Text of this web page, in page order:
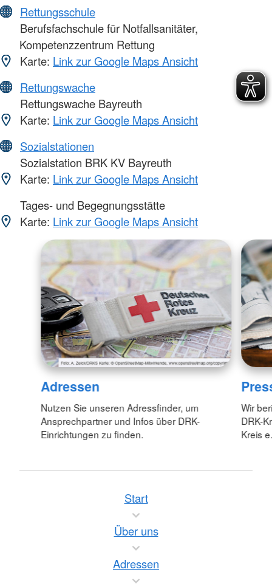
Rettungsschule
Berufsfachschule für Notfallsanitäter,
Kompetenzzentrum Rettung
Karte: Link zur Google Maps Ansicht
Rettungswache
Rettungswache Bayreuth
Karte: Link zur Google Maps Ansicht
Sozialstationen
Sozialstation BRK KV Bayreuth
Karte: Link zur Google Maps Ansicht
Tages- und Begegnungsstätte
Karte: Link zur Google Maps Ansicht
Adressen
Nutzen Sie unseren Adressfinder, um
Ansprechpartner und Infos über DRK-
Einrichtungen zu finden.
Wir
DRK-
Kreis
Start
Über uns
Adressen